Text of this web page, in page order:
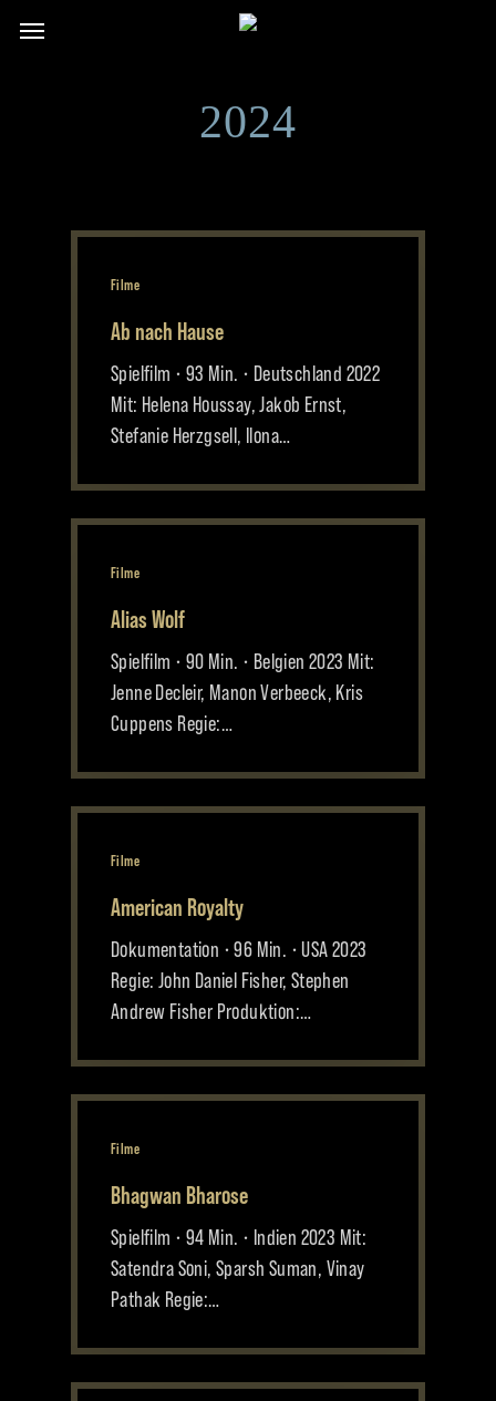
Menu
2024
Filme
Ab nach Hause
Spielfilm • 93 Min. • Deutschland 2022
Mit: Helena Houssay, Jakob Ernst,
Stefanie Herzgsell, Ilona…
Filme
Alias Wolf
Spielfilm • 90 Min. • Belgien 2023 Mit:
Jenne Decleir, Manon Verbeeck, Kris
Cuppens Regie:…
Filme
American Royalty
Dokumentation • 96 Min. • USA 2023
Regie: John Daniel Fisher, Stephen
Andrew Fisher Produktion:…
Filme
Bhagwan Bharose
Spielfilm • 94 Min. • Indien 2023 Mit:
Satendra Soni, Sparsh Suman, Vinay
Pathak Regie:…